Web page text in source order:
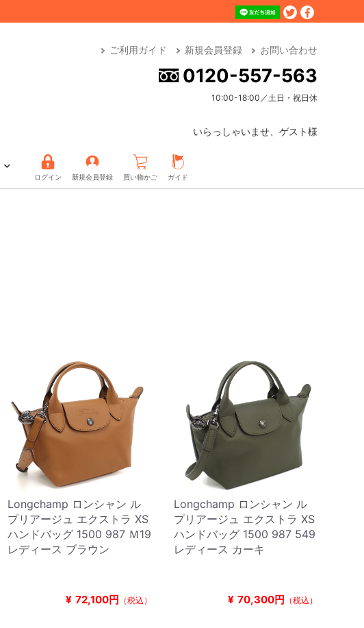
ご利用ガイド 新規会員登録 お問い合わせ
0120-557-563
10:00-18:00／土日・祝日休
いらっしゃいませ、ゲスト様
ログイン 新規会員登録 買い物かご ガイド
Longchamp ロンシャン ル
プリアージュ エクストラ XS
ハンドバッグ 1500 987 Ｍ19
レディース ブラウン
¥ 72,100円 （税込）
Longchamp ロンシャン ル
プリアージュ エクストラ XS
ハンドバッグ 1500 987 549
レディース カーキ
¥ 70,300円 （税込）